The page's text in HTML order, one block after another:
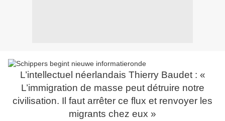
L’intellectuel néerlandais Thierry Baudet : «
L’immigration de masse peut détruire notre
civilisation. Il faut arrêter ce flux et renvoyer les
migrants chez eux »